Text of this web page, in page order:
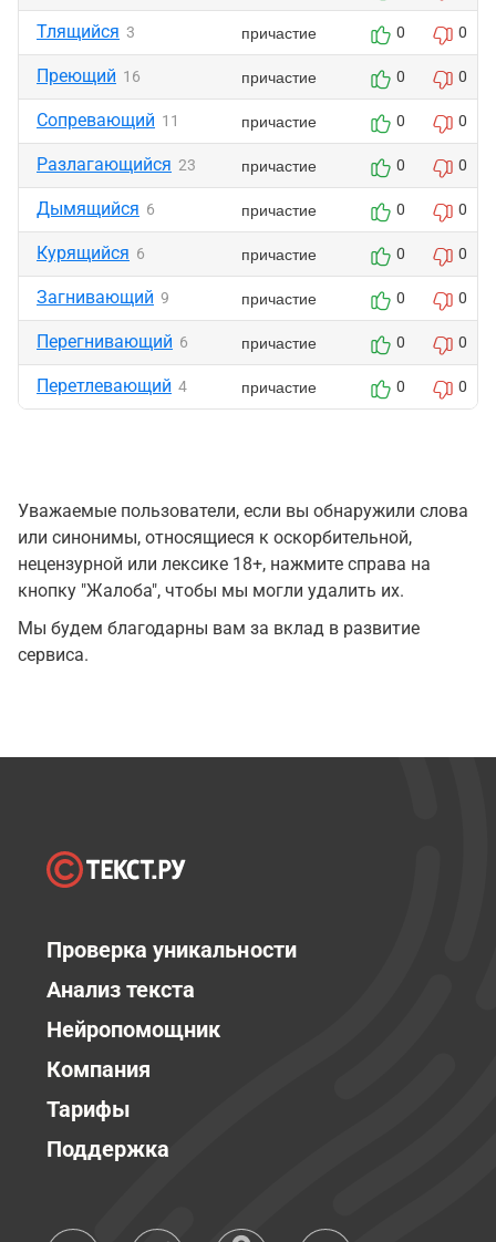
Тлящийся 3 причастие 0 0
Преющий 16 причастие 0 0
Сопревающий 11 причастие 0 0
Разлагающийся 23 причастие 0 0
Дымящийся 6 причастие 0 0
Курящийся 6 причастие 0 0
Загнивающий 9 причастие 0 0
Перегнивающий 6 причастие 0 0
Перетлевающий 4 причастие 0 0
Уважаемые пользователи, если вы обнаружили слова
или синонимы, относящиеся к оскорбительной,
нецензурной или лексике 18+, нажмите справа на
кнопку "Жалоба", чтобы мы могли удалить их.
Мы будем благодарны вам за вклад в развитие
сервиса.
Проверка уникальности
Анализ текста
Нейропомощник
Компания
Тарифы
Поддержка